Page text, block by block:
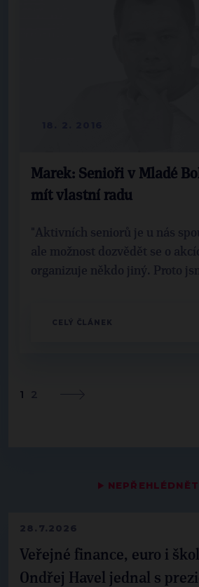
▶
28.7.2026
Veřejné finance, euro i
Ondřej Havel jednal s
Marek: Senioři v Mladé
mít vlastní radu
"Aktivních seniorů je u nás
ale možnost dozvědět se o
organizuje někdo jiný. Proto
CELÝ ČLÁNEK
1 2